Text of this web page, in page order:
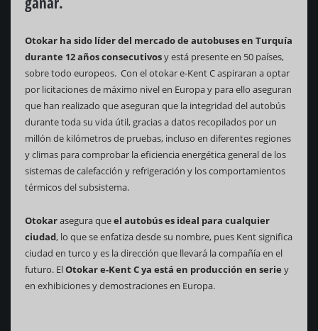
Otokar ha sido líder del mercado de autobuses en Turquía
durante 12 años consecutivosy está presente en 50 países,
sobre todo europeos. Con el otokar e-Kent C aspiraran a optar
por licitaciones de máximo nivel en Europa y para ello aseguran
que han realizado que aseguran que la integridad del autobús
durante toda su vida útil, gracias a datos recopilados por un
millón de kilómetros de pruebas, incluso en diferentes regiones
y climas para comprobar la eficiencia energética general de los
sistemas de calefacción y refrigeración y los comportamientos
térmicos del subsistema.
Otokarasegura queel autobús es ideal para cualquier
ciudad, lo que se enfatiza desde su nombre, pues Kent significa
ciudad en turco y es la dirección que llevará la compañía en el
futuro. ElOtokar e-Kent C ya está en producción en serie y
en exhibiciones y demostraciones en Europa.